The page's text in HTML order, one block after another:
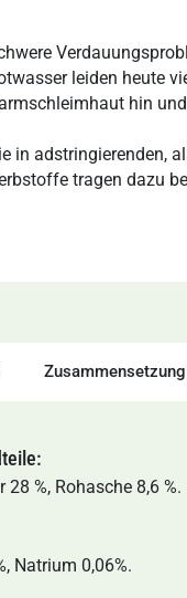
leiden heute
hin
in adstringierenden,
tragen dazu
Zusammensetzung
28 %, Rohasche 8,6 %.
Natrium 0,06%.